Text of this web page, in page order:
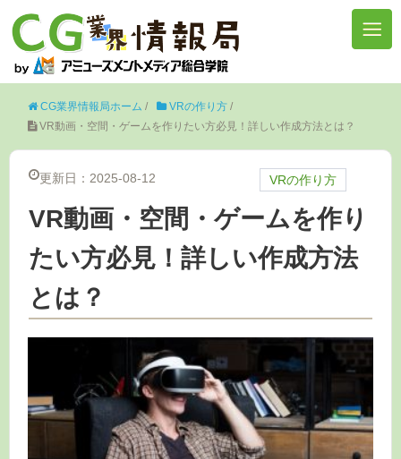
CG業界情報局ホーム / VRの作り方 /
VR動画・空間・ゲームを作りたい方必見！詳しい作成方法とは？
更新日：2025-08-12 VRの作り方
VR動画・空間・ゲームを作り
たい方必見！詳しい作成方法
とは？